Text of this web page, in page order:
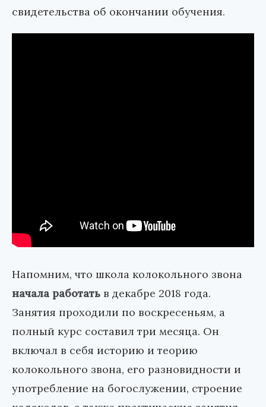
свидетельства об окончании обучения.
Напомним, что школа колокольного звона
начала работать в декабре 2018 года.
Занятия проходили по воскресеньям, а
полный курс составил три месяца. Он
включал в себя историю и теорию
колокольного звона, его разновидности и
употребление на богослужении, строение